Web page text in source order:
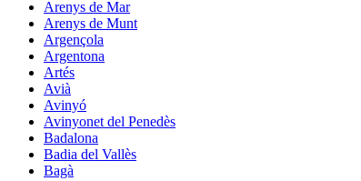
Arenys de Mar
Arenys de Munt
Argençola
Argentona
Artés
Avià
Avinyó
Avinyonet del Penedès
Badalona
Badia del Vallès
Bagà